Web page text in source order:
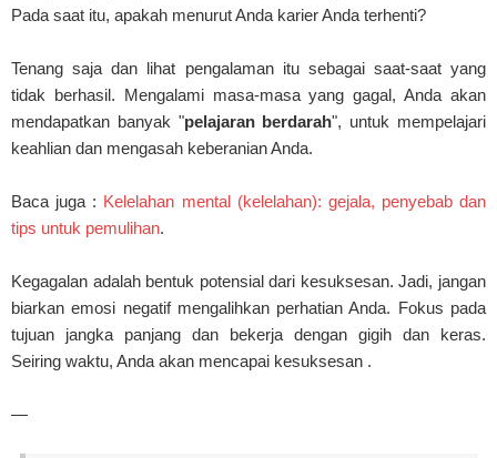
Pada saat itu, apakah menurut Anda karier Anda terhenti?
Tenang saja dan lihat pengalaman itu sebagai saat-saat yang
tidak berhasil. Mengalami masa-masa yang gagal, Anda akan
mendapatkan banyak "pelajaran berdarah", untuk mempelajari
keahlian dan mengasah keberanian Anda.
Baca juga : Kelelahan mental (kelelahan): gejala, penyebab dan
tips untuk pemulihan.
Kegagalan adalah bentuk potensial dari kesuksesan. Jadi, jangan
biarkan emosi negatif mengalihkan perhatian Anda. Fokus pada
tujuan jangka panjang dan bekerja dengan gigih dan keras.
Seiring waktu, Anda akan mencapai kesuksesan .
—